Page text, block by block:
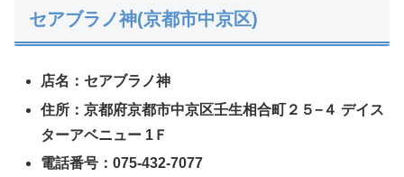
セアブラノ神(京都市中京区)
店名：セアブラノ神
住所：京都府京都市中京区壬生相合町２５−４ デイス
ターアベニュー 1Ｆ
電話番号：075-432-7077